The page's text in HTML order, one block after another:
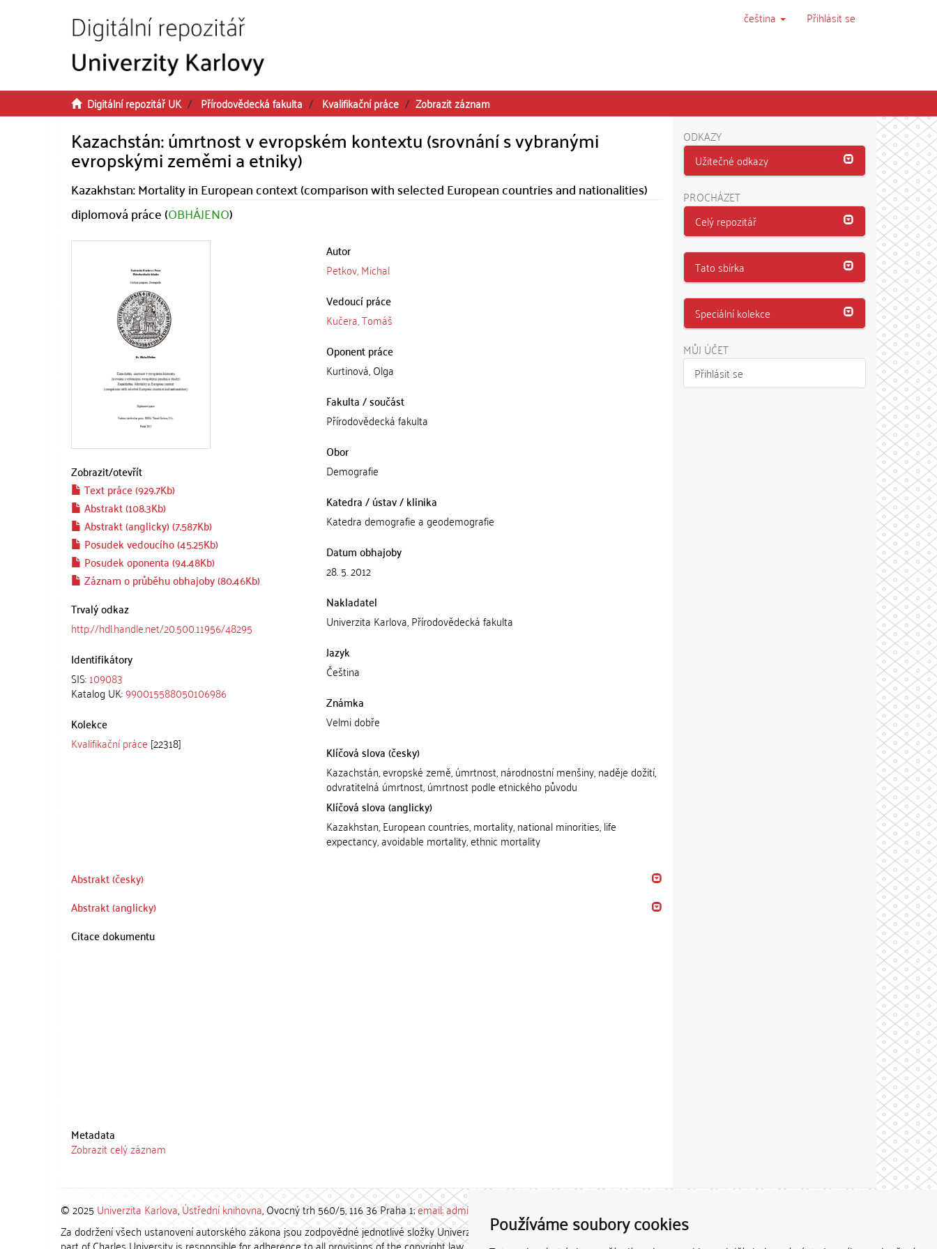
Používáme soubory cookies
čeština Přihlásit se
Digitální repozitář UK Přírodovědecká fakulta Kvalifikační práce Zobrazit záznam
Kazachstán: úmrtnost v evropském kontextu (srovnání s vybranými
evropskými zeměmi a etniky)
Kazakhstan: Mortality in European context (comparison with selected European countries and nationalities)
diplomová práce (OBHÁJENO)
Zobrazit/otevřít
Text práce (929.7Kb)
Abstrakt (108.3Kb)
Abstrakt (anglicky) (7.587Kb)
Posudek vedoucího (45.25Kb)
Posudek oponenta (94.48Kb)
Záznam o průběhu obhajoby (80.46Kb)
Trvalý odkaz
http://hdl.handle.net/20.500.11956/48295
Identifikátory
SIS:109083
Katalog UK:990015588050106986
Kolekce
Kvalifikační práce [22318]
Autor
Petkov, Michal
Vedoucí práce
Kučera, Tomáš
Oponent práce
Kurtinová, Olga
Fakulta / součást
Přírodovědecká fakulta
Obor
Demografie
Katedra / ústav / klinika
Katedra demografie a geodemografie
Datum obhajoby
28. 5. 2012
Nakladatel
Univerzita Karlova, Přírodovědecká fakulta
Jazyk
Čeština
Známka
Velmi dobře
Klíčová slova (česky)
Kazachstán, evropské země, úmrtnost, národnostní menšiny, naděje dožití,
odvratitelná úmrtnost, úmrtnost podle etnického původu
Klíčová slova (anglicky)
Kazakhstan, European countries, mortality, national minorities, life
expectancy, avoidable mortality, ethnic mortality
Abstrakt (česky)
Abstrakt (anglicky)
Citace dokumentu
Metadata
Zobrazit celý záznam
ODKAZY
Užitečné odkazy
PROCHÁZET
Celý repozitář
Tato sbírka
Speciální kolekce
MŮJ ÚČET
Přihlásit se
© 2025 Univerzita Karlova,Ústřední knihovna, Ovocný trh 560/5, 116 36 Praha 1;email: admin-repozitar [at] cuni.cz
Za dodržení všech ustanovení autorského zákona jsou zodpovědné jednotlivé složky Univerzity Karlovy. / Each constituent